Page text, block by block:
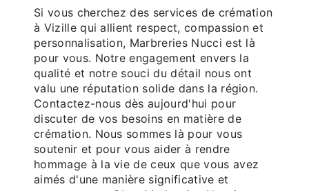
Si vous cherchez des services de crémation
à Vizille qui allient respect, compassion et
personnalisation, Marbreries Nucci est là
pour vous. Notre engagement envers la
qualité et notre souci du détail nous ont
valu une réputation solide dans la région.
Contactez-nous dès aujourd'hui pour
discuter de vos besoins en matière de
crémation. Nous sommes là pour vous
soutenir et pour vous aider à rendre
hommage à la vie de ceux que vous avez
aimés d'une manière significative et